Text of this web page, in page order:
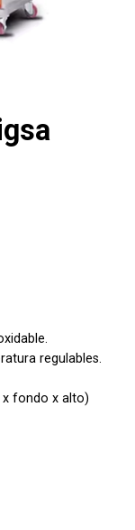
regulables.
x fondo x alto)